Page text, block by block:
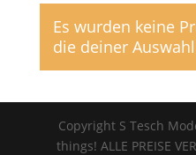
Es wurden keine
die deiner
Copyright S Tesch
things! ALLE PREISE